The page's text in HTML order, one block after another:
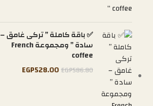
✅ باقة كاملة ” تركى غامق –
سادة ” ومجموعة French
coffee
EGP586.80
EGP528.00